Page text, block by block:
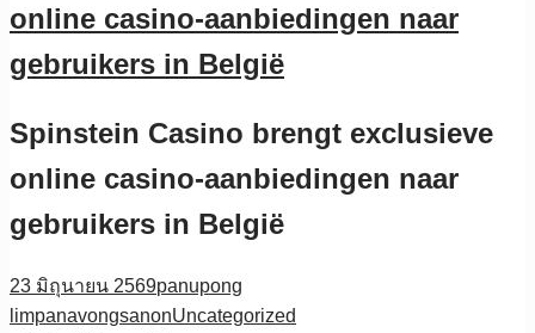
online casino-aanbiedingen naar
gebruikers in België
Spinstein Casino brengt exclusieve
online casino-aanbiedingen naar
gebruikers in België
23 มิถุนายน 2569panupong
limpanavongsanonUncategorized